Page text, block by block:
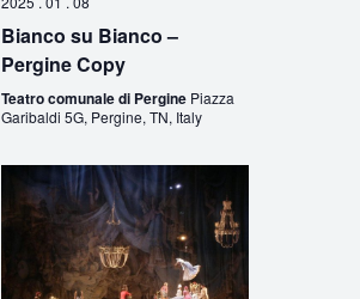
Bianco su Bianco –
Pergine Copy
Teatro comunale di Pergine Piazza
Garibaldi 5G, Pergine, TN, Italy